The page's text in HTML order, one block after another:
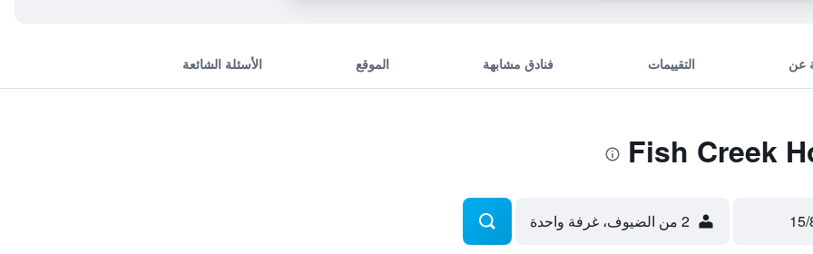
عن التقييمات فنادق مشابهة الموقع الأسئلة الشائعة
2 من الضيوف، غرفة واحدة